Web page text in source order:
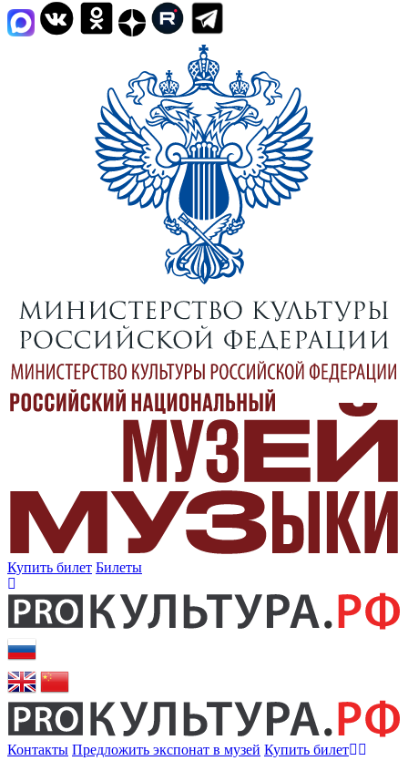
Купить билет Билеты
Контакты Предложить экспонат в музей Купить билет